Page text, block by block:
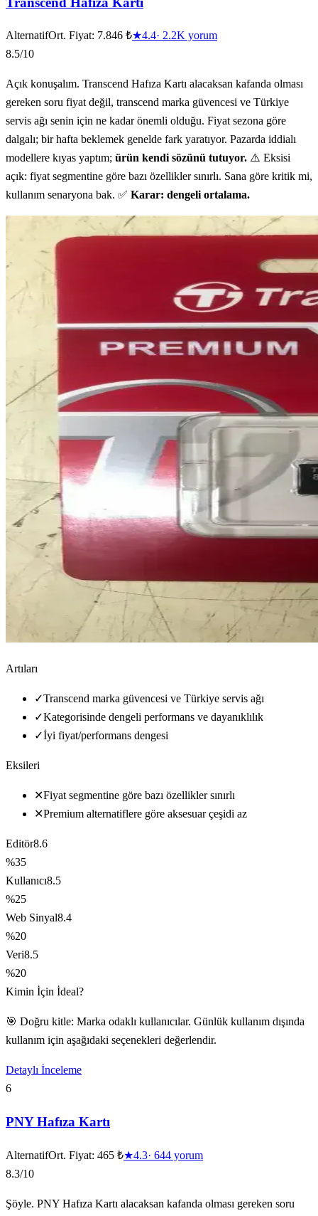
AlternatifOrt. Fiyat: 7.846 ₺★4.4· 2.2K yorum
8.5/10
Açık konuşalım. Transcend Hafıza Kartı alacaksan kafanda olması
gereken soru fiyat değil, transcend marka güvencesi ve Türkiye
servis ağı senin için ne kadar önemli olduğu. Fiyat sezona göre
dalgalı; bir hafta beklemek genelde fark yaratıyor. Pazarda iddialı
modellere kıyas yaptım; ürün kendi sözünü tutuyor. ⚠️ Eksisi
açık: fiyat segmentine göre bazı özellikler sınırlı. Sana göre kritik mi,
kullanım senaryona bak. ✅ Karar: dengeli ortalama.
Artıları
✓Transcend marka güvencesi ve Türkiye servis ağı
✓Kategorisinde dengeli performans ve dayanıklılık
✓İyi fiyat/performans dengesi
Eksileri
✕Fiyat segmentine göre bazı özellikler sınırlı
✕Premium alternatiflere göre aksesuar çeşidi az
Editör8.6
%35
Kullanıcı8.5
%25
Web Sinyal8.4
%20
Veri8.5
%20
Kimin İçin İdeal?
🎯 Doğru kitle: Marka odaklı kullanıcılar. Günlük kullanım dışında
kullanım için aşağıdaki seçenekleri değerlendir.
Detaylı İnceleme
6
PNY Hafıza Kartı
AlternatifOrt. Fiyat: 465 ₺★4.3· 644 yorum
8.3/10
Şöyle. PNY Hafıza Kartı alacaksan kafanda olması gereken soru